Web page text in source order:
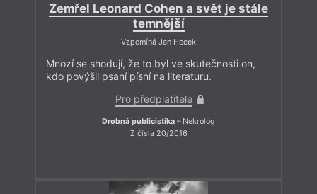
Zemřel Leonard Cohen a svět je stále
temnější
Vzpomíná Jan Hocek
Mnozí se shodují, že to byl ve skutečnosti on,
kdo povýšil psaní písní na literaturu.
Pro předplatitele
Drobná publicistika – Nekrolog
Z čísla 20/2016